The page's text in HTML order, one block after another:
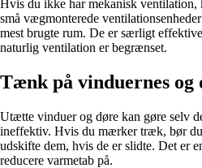
Hvis du ikke har mekanisk ventilation,
små vægmonterede
mest brugte rum. De er særligt
naturlig ventilation er begrænset.
Tænk på vinduernes og
Utætte vinduer og døre kan gøre selv
ineffektiv. Hvis du mærker træk, bør
udskifte dem, hvis de er slidte. Det er
reducere varmetab på.